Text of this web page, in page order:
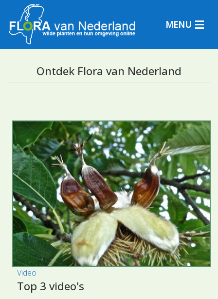
MENU
Determineren
Ontdek Flora van Nederland
Video
Top 3 video's